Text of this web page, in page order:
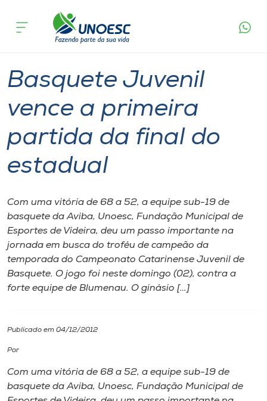
Cursos
Atendimento ao Estudante
Portal de Ensino
A
Unoesc
Internacionalização
I.nova
Diplomados
acontece
Basquete Juvenil
vence a primeira
partida da final do
estadual
Com uma vitória de 68 a 52, a equipe sub-19 de
basquete da Aviba, Unoesc, Fundação Municipal de
Esportes de Videira, deu um passo importante na
jornada em busca do troféu de campeão da
temporada do Campeonato Catarinense Juvenil de
Basquete. O jogo foi neste domingo (02), contra a
forte equipe de Blumenau. O ginásio […]
Publicado em 04/12/2012
Por
Com uma vitória de 68 a 52, a equipe sub-19 de
basquete da Aviba, Unoesc, Fundação Municipal de